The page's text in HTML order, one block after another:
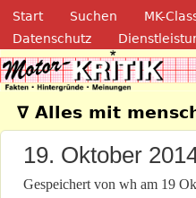
Direkt zum
Navigation
Start Suchen MK-
Datenschutz
Motor-
∇ Alles mit
19. Oktober
Gespeichert von wh am 19